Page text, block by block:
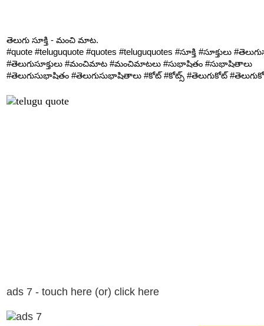
తెలుగు సూక్తి - మంచి మాట.
#quote #teluguquote #quotes #teluguquotes #సూక్తి #సూక్తులు
#తెలుగుసూక్తులు #మంచిమాట #మంచిమాటలు #సుభాషితం #సుభాషితాలు
#తెలుగుసుభాషితం #తెలుగుసుభాషితాలు #కోట్ #కోట్స్ #తెలుగుకోట్
ads 7 - touch here (or) click here